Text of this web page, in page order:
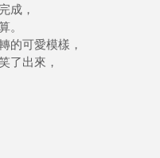
成，
。
的可愛模樣，
了出來，